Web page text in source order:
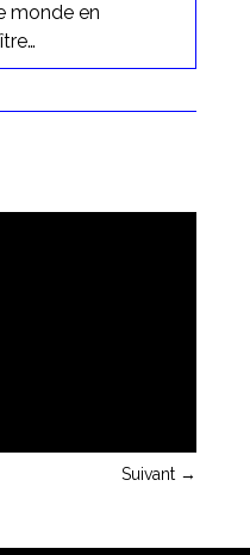
monde en
Suivant →